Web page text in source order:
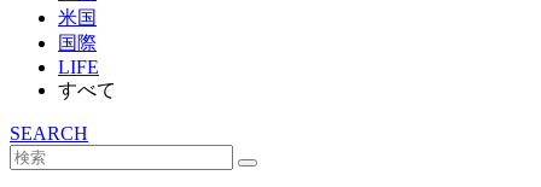
米国
国際
LIFE
すべて
SEARCH